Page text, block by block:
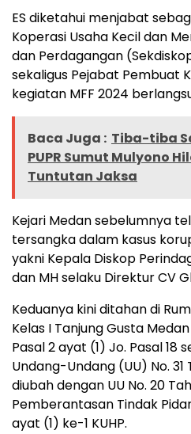
ES diketahui menjabat
Koperasi Usaha Kecil dan
dan Perdagangan
sekaligus Pejabat Pembuat
kegiatan MFF 2024
Baca Juga : Tiba-tiba
PUPR Sumut Mulyono
Tuntutan Jaksa
Kejari Medan sebelumnya
tersangka dalam kasus
yakni Kepala Diskop
dan MH selaku Direktur CV
Keduanya kini ditahan di
Kelas I Tanjung Gusta
Pasal 2 ayat (1) Jo. Pasal 18
Undang-Undang (UU) No. 31
diubah dengan UU No. 20
Pemberantasan Tindak
ayat (1) ke-1 KUHP.